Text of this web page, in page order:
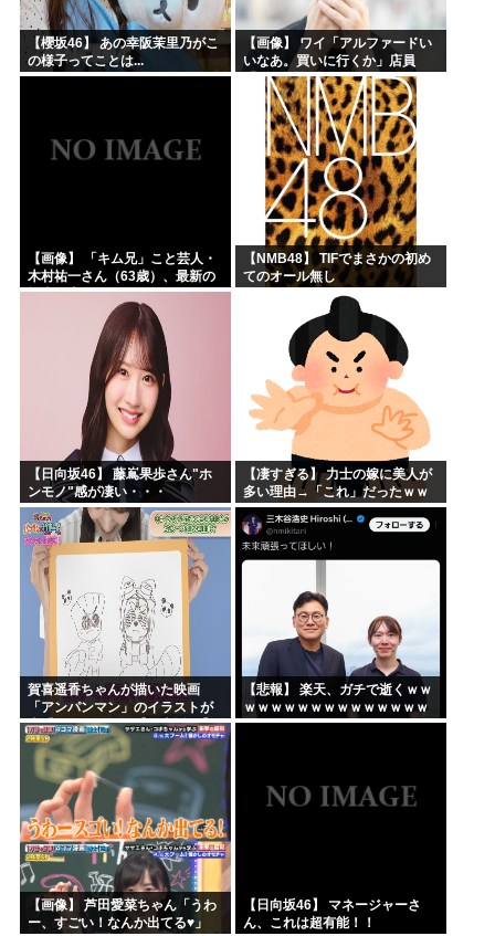
【櫻坂46】 あの幸阪茉里乃がこ
の様子ってことは...
【画像】 ワイ「アルファードい
いなあ。買いに行くか」店員
「ほいっ見積もりな！」ワイ
「金額おかしくね？」←お前ら
もそう思うよな？？？？？
【画像】 「キム兄」こと芸人・
木村祐一さん（63歳）、最新の
松本人志さんとのツーショット
が完全に別人だとネット騒然！
「マジで誰かわからん」...
【NMB48】 TIFでまさかの初め
てのオール無し
【日向坂46】 藤嶌果歩さん"ホ
ンモノ"感が凄い・・・
【凄すぎる】 力士の嫁に美人が
多い理由→「これ」だったｗｗ
ｗｗｗｗｗ
賀喜遥香ちゃんが描いた映画
「アンパンマン」のイラストが
上手すぎる！！！【乃木坂46】
【悲報】 楽天、ガチで逝くｗｗ
ｗｗｗｗｗｗｗｗｗｗｗｗｗｗ
ｗｗｗｗ
【画像】 芦田愛菜ちゃん「うわ
ー、すごい！なんか出てる♥」
【日向坂46】 マネージャーさ
ん、これは超有能！！